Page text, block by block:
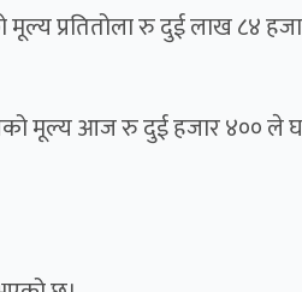
प्रतितोला रु दुई लाख ८४
मूल्य आज रु दुई हजार ४०० ले